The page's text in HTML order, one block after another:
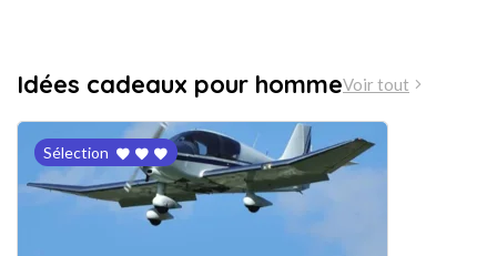
Idées cadeaux pour hommeVoir tout
Sélection